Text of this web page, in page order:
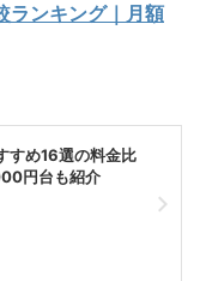
ランキング｜月額
すめ16選の料金比
円台も紹介